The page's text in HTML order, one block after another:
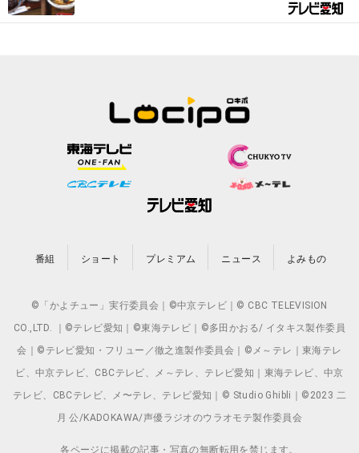
番組 ショート プレミアム ニュース よみもの
©「かよチュー」実行委員会｜©中京テレビ｜© CBC TELEVISION
CO.,LTD. ｜©テレビ愛知｜©東海テレビ｜©多田かおる/ イタキス製作委員
会｜©テレビ愛知・フリュー／徹之進製作委員会｜©メ～テレ｜東海テレ
ビ、中京テレビ、CBCテレビ、メ～テレ、テレビ愛知｜東海テレビ、中京
テレビ、CBCテレビ、メ〜テレ、テレビ愛知｜© Studio Ghibli｜©2023 二
月 公/KADOKAWA/声優ラジオのウラオモテ製作委員会
各ページに掲載の記事・写真の無断転用を禁じます。